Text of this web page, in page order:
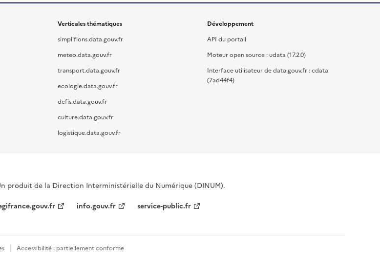
Verticales thématiques
simplifions.data.gouv.fr
meteo.data.gouv.fr
transport.data.gouv.fr
ecologie.data.gouv.fr
defis.data.gouv.fr
culture.data.gouv.fr
logistique.data.gouv.fr
Développement
API du portail
Moteur open source : udata (17.2.0)
Interface utilisateur de data.gouv.fr : cdata
(7ad44f4)
produit de la Direction Interministérielle du Numérique (DINUM).
info.gouv.fr service-public.fr
Accessibilité : partiellement conforme